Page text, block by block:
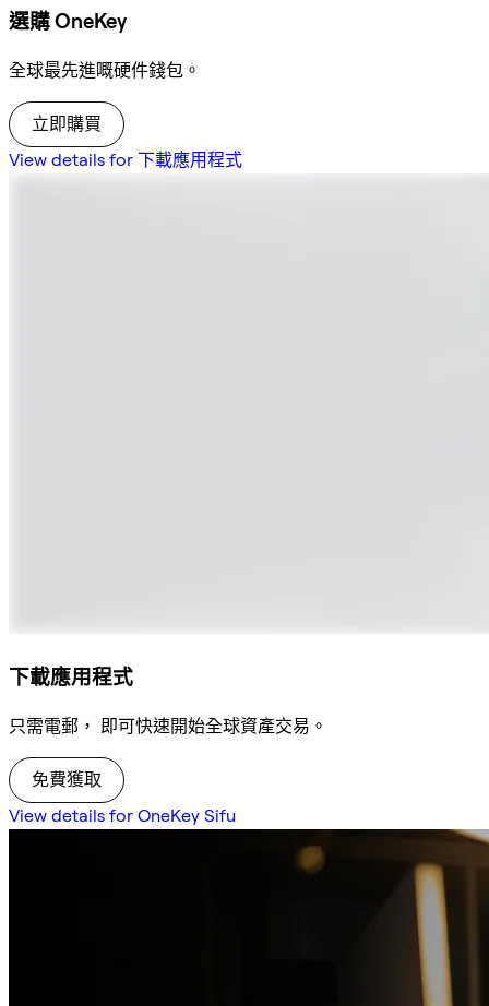
選購 OneKey
全球最先進嘅硬件錢包。
立即購買
View details for 下載應用程式
下載應用程式
只需電郵， 即可快速開始全球資產交易。
免費獲取
View details for OneKey Sifu